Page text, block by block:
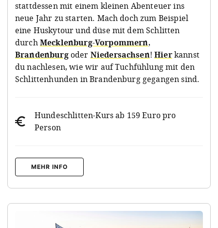
stattdessen mit einem kleinen Abenteuer ins
neue Jahr zu starten. Mach doch zum Beispiel
eine Huskytour und düse mit dem Schlitten
durchMecklenburg-Vorpommern,
Brandenburgoder Niedersachsen!Hierkannst
du nachlesen, wie wir auf Tuchfühlung mit den
Schlittenhunden in Brandenburg gegangen sind.
Hundeschlitten-Kurs ab 159 Euro pro
Person
MEHR INFO